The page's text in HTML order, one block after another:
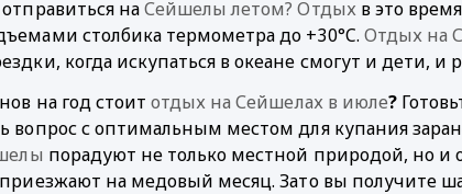
наСейшелы летом? Отдых в это
столбика термометра до +30°C. Отдых на
когда искупаться в океане смогут и дети, и
на год стоит отдых на Сейшелах в июле?
вопрос с оптимальным местом для купания
порадуют не только местной природой, но
на медовый месяц. Зато вы получите